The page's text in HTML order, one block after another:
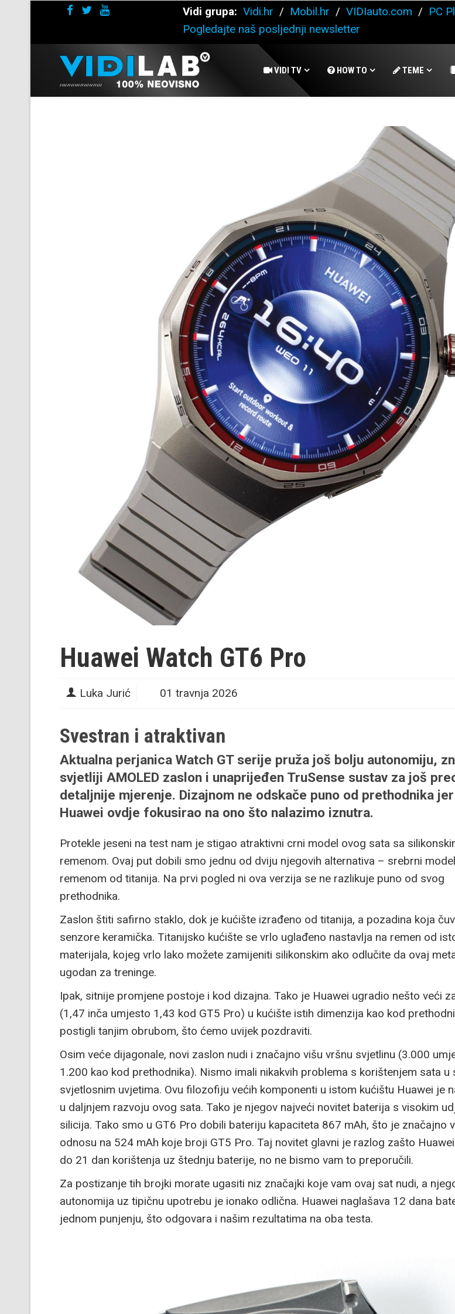
Vidi grupa: Vidi.hr / Mobil.hr / VIDIauto.com / PC
Pogledajte naš posljednji newsletter
VIDI TV HOW TO TEME
Huawei Watch GT6 Pro
Luka Jurić 01 travnja 2026
Svestran i atraktivan
Aktualna perjanica Watch GT serije pruža još bolju autonomiju,
svjetliji AMOLED zaslon i unaprijeđen TruSense sustav za još
detaljnije mjerenje. Dizajnom ne odskače puno od prethodnika
Huawei ovdje fokusirao na ono što nalazimo iznutra.
Protekle jeseni na test nam je stigao atraktivni crni model ovog sata sa
remenom. Ovaj put dobili smo jednu od dviju njegovih alternativa – srebrni
remenom od titanija. Na prvi pogled ni ova verzija se ne razlikuje puno od svog
prethodnika.
Zaslon štiti safirno staklo, dok je kućište izrađeno od titanija, a pozadina koja
senzore keramička. Titanijsko kućište se vrlo uglađeno nastavlja na remen od
materijala, kojeg vrlo lako možete zamijeniti silikonskim ako odlučite da ovaj
ugodan za treninge.
Ipak, sitnije promjene postoje i kod dizajna. Tako je Huawei ugradio nešto veći
(1,47 inča umjesto 1,43 kod GT5 Pro) u kućište istih dimenzija kao kod
postigli tanjim obrubom, što ćemo uvijek pozdraviti.
Osim veće dijagonale, novi zaslon nudi i značajno višu vršnu svjetlinu (3.000
1.200 kao kod prethodnika). Nismo imali nikakvih problema s korištenjem sata u
svjetlosnim uvjetima. Ovu filozofiju većih komponenti u istom kućištu Huawei je
u daljnjem razvoju ovog sata. Tako je njegov najveći novitet baterija s visokim
silicija. Tako smo u GT6 Pro dobili bateriju kapaciteta 867 mAh, što je značajno
odnosu na 524 mAh koje broji GT5 Pro. Taj novitet glavni je razlog zašto
do 21 dan korištenja uz štednju baterije, no ne bismo vam to preporučili.
Za postizanje tih brojki morate ugasiti niz značajki koje vam ovaj sat nudi, a
autonomija uz tipičnu upotrebu je ionako odlična. Huawei naglašava 12 dana
jednom punjenju, što odgovara i našim rezultatima na oba testa.